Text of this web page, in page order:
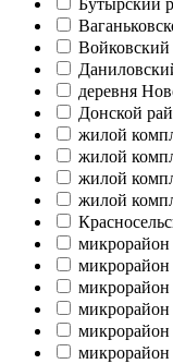
Бутырский
Войковский
деревня
Донской
жилой
жилой
жилой
жилой
микрорайон
микрорайон
микрорайон